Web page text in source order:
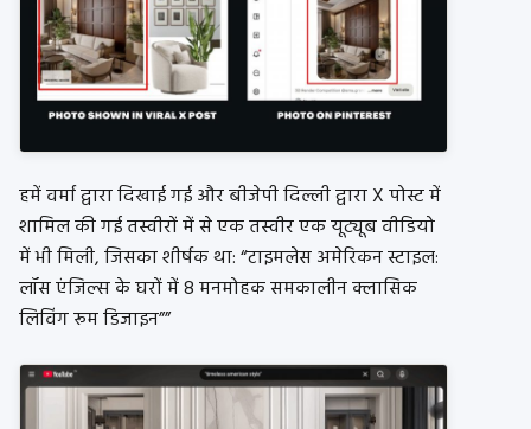
हमें वर्मा द्वारा दिखाई गई और बीजेपी दिल्ली द्वारा X पोस्ट में
शामिल की गई तस्वीरों में से एक तस्वीर एक यूट्यूब वीडियो
में भी मिली, जिसका शीर्षक था: “टाइमलेस अमेरिकन स्टाइल:
लॉस एंजिल्स के घरों में 8 मनमोहक समकालीन क्लासिक
लिविंग रूम डिजाइन””